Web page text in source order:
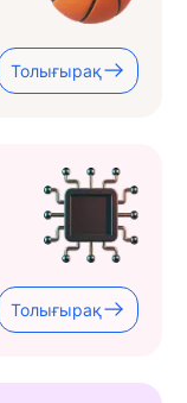
Толығырақ
Толығырақ